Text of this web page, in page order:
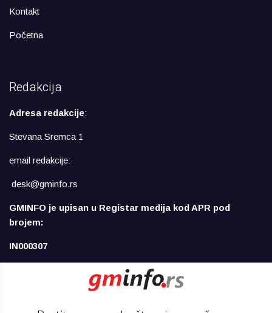
Kontakt
Početna
Redakcija
Adresa redakcije:
Stevana Sremca 1
email redakcije:
desk@gminfo.rs
GMINFO je upisan u Registar medija kod APR pod
brojem:
IN000307